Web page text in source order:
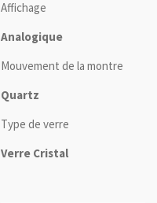
Affichage
Analogique
Mouvement de la montre
Quartz
Type de verre
Verre Cristal